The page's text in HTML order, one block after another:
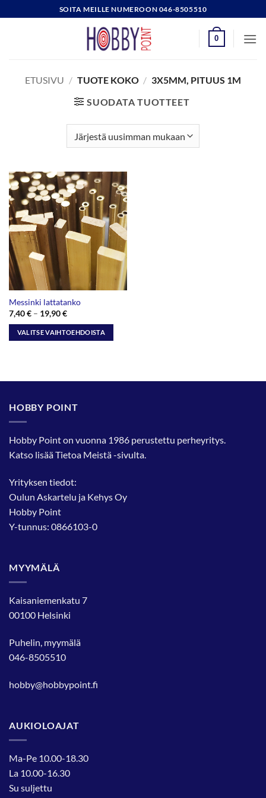
to
SOITA MEILLE NUMEROON 046-8505510
0
ETUSIVU / TUOTE KOKO / 3X5MM, PITUUS 1M
SUODATA TUOTTEET
Messinki lattatanko
7,40€ – 19,90€Hintaluokka:
-
19,90 €
VALITSE VAIHTOEHDOISTA
useampi
Voit
tehdä
tuotteen
sivulla.
HOBBY POINT
Hobby Point on vuonna 1986 perustettu perheyritys.
Katso lisääTietoa Meistä-sivulta.
Yrityksen tiedot:
Oulun Askartelu ja Kehys Oy
Hobby Point
Y-tunnus: 0866103-0
MYYMÄLÄ
Kaisaniemenkatu 7
00100 Helsinki
Puhelin, myymälä
046-8505510
hobby@hobbypoint.fi
AUKIOLOAJAT
Ma-Pe 10.00-18.30
La 10.00-16.30
Su suljettu